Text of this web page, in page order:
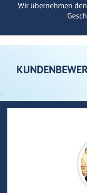
Wir übernehmen